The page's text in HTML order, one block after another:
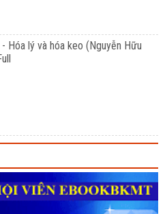
- Hóa lý và hóa keo (Nguyễn Hữu